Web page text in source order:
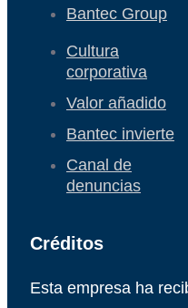
Bantec Group
Cultura
corporativa
Valor añadido
Bantec invierte
Canal de
denuncias
Créditos
Esta empresa ha